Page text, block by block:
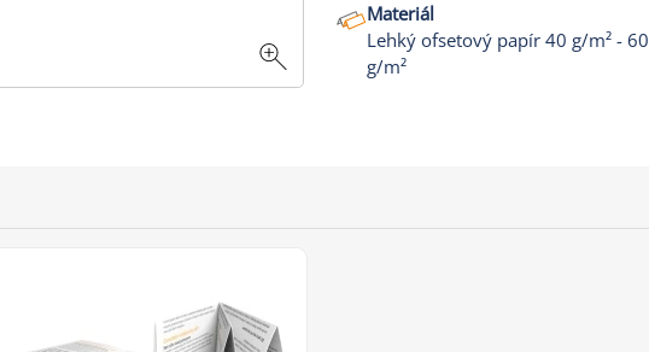
Materiál
Lehký ofsetový papír 40 g/m² - 60
g/m²